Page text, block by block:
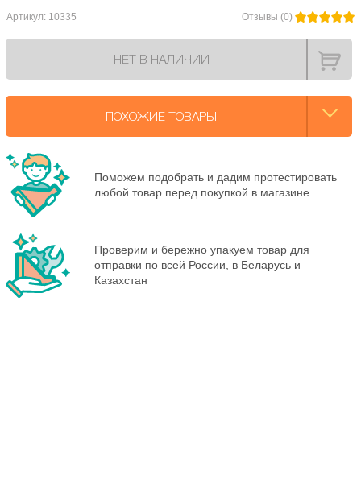
Артикул: 10335 Отзывы (0)
НЕТ В НАЛИЧИИ
ПОХОЖИЕ ТОВАРЫ
Поможем подобрать и дадим протестировать
любой товар перед покупкой в магазине
Проверим и бережно упакуем товар для
отправки по всей России, в Беларусь и
Казахстан